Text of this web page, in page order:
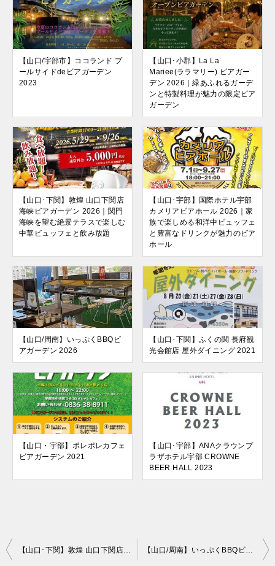
【山口/宇部市】ココランド プ
ールサイドdeビアガーデン
2023
【山口･小郡】La La
Mariee(ララマリー) ビアガー
デン 2026｜緑あふれるガーデ
ンと特製料理が魅力の限定ビア
ガーデン
【山口･下関】敦煌 山口下関店
海峡ビアガーデン 2026｜関門
海峡を望む絶景テラスで楽しむ
中華ビュッフェと飲み放題
【山口･宇部】国際ホテル宇部
カメリアビアホール 2026｜家
族で楽しめる和洋中ビュッフェ
と豊富なドリンクが魅力のビア
ホール
【山口/周南】いっぷくBBQビ
アガーデン 2026
【山口･下関】ふくの関 長府観
光会館店 屋外ダイニング 2021
【山口・宇部】ポレポレカフェ
ビアガーデン 2021
【山口･宇部】ANAクラウンプ
ラザホテル宇部 CROWNE
BEER HALL 2023
投